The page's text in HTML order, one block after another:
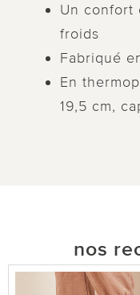
Un confort
froids
Fabriqué
En
19,5 cm,
nos